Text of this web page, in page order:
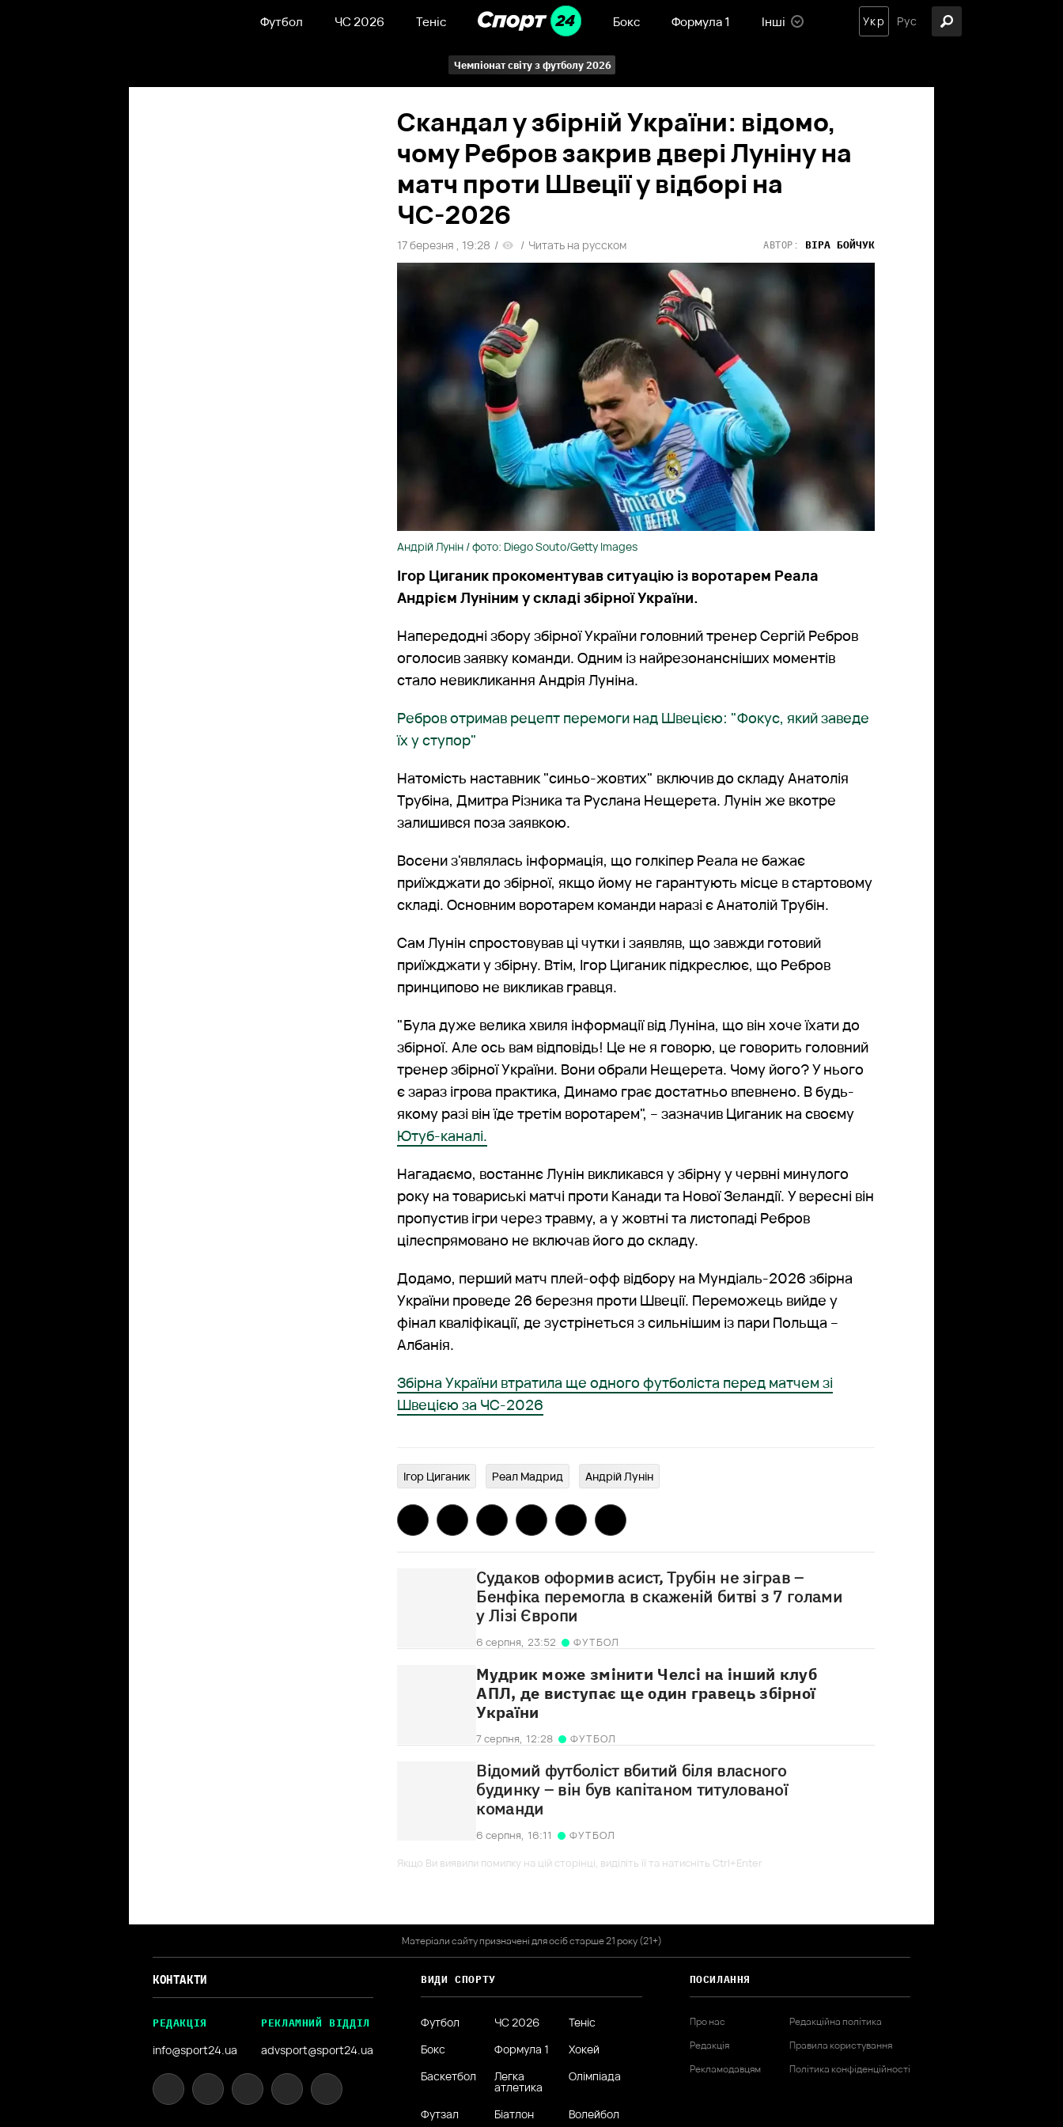
Футбол ЧС 2026 Теніс Бокс Формула 1 Інші Укр Рус
Чемпіонат світу з футболу 2026
Скандал у збірній України: відомо,
чому Ребров закрив двері Луніну на
матч проти Швеції у відборі на
ЧС-2026
17 березня , 19:28 / / Читать на русском АВТОР: ВІРА БОЙЧУК
Андрій Лунін / фото: Diego Souto/Getty Images
Ігор Циганик прокоментував ситуацію із воротарем Реала
Андрієм Луніним у складі збірної України.
Напередодні збору збірної України головний тренер Сергій Ребров
оголосив заявку команди. Одним із найрезонансніших моментів
стало невикликання Андрія Луніна.
Ребров отримав рецепт перемоги над Швецією: "Фокус, який заведе
їх у ступор"
Натомість наставник "синьо-жовтих" включив до складу Анатолія
Трубіна, Дмитра Різника та Руслана Нещерета. Лунін же вкотре
залишився поза заявкою.
Восени з'являлась інформація, що голкіпер Реала не бажає
приїжджати до збірної, якщо йому не гарантують місце в стартовому
складі. Основним воротарем команди наразі є Анатолій Трубін.
Сам Лунін спростовував ці чутки і заявляв, що завжди готовий
приїжджати у збірну. Втім, Ігор Циганик підкреслює, що Ребров
принципово не викликав гравця.
"Була дуже велика хвиля інформації від Луніна, що він хоче їхати до
збірної. Але ось вам відповідь! Це не я говорю, це говорить головний
тренер збірної України. Вони обрали Нещерета. Чому його? У нього
є зараз ігрова практика, Динамо грає достатньо впевнено. В будь-
якому разі він їде третім воротарем", – зазначив Циганик на своєму
Ютуб-каналі.
Нагадаємо, востаннє Лунін викликався у збірну у червні минулого
року на товариські матчі проти Канади та Нової Зеландії. У вересні він
пропустив ігри через травму, а у жовтні та листопаді Ребров
цілеспрямовано не включав його до складу.
Додамо, перший матч плей-офф відбору на Мундіаль-2026 збірна
України проведе 26 березня проти Швеції. Переможець вийде у
фінал кваліфікації, де зустрінеться з сильнішим із пари Польща –
Албанія.
Збірна України втратила ще одного футболіста перед матчем зі
Швецією за ЧС-2026
Ігор Циганик Реал Мадрид Андрій Лунін
Судаков оформив асист, Трубін не зіграв –
Бенфіка перемогла в скаженій битві з 7 голами
у Лізі Європи
6 серпня, 23:52 ФУТБОЛ
Мудрик може змінити Челсі на інший клуб
АПЛ, де виступає ще один гравець збірної
України
7 серпня, 12:28 ФУТБОЛ
Відомий футболіст вбитий біля власного
будинку – він був капітаном титулованої
команди
6 серпня, 16:11
ФУТБОЛ
Якщо Ви виявили помилку на цій сторінці, виділіть її та натисніть Ctrl+Enter
Матеріали сайту призначені для осіб старше 21 року (21+)
КОНТАКТИ
РЕДАКЦІЯ
info@sport24.ua
РЕКЛАМНИЙ ВІДДІЛ
advsport@sport24.ua
ВИДИ СПОРТУ
Футбол ЧС 2026
Теніс
Бокс
Формула 1
Хокей
Баскетбол
Легка
атлетика
Олімпіада
Футзал Біатлон Волейбол
ПОСИЛАННЯ
Про нас
Редакція
Рекламодавцям
Редакційна політика
Правила користування
Політика конфіденційності